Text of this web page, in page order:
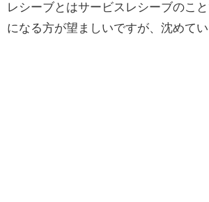
レシーブとはサービスレシーブのこ
になる方が望ましいですが、沈めて